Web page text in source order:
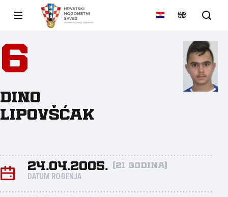
6
Dino
Lipovšćak
24.04.2005. (21 godina)
DATUM ROĐENJA